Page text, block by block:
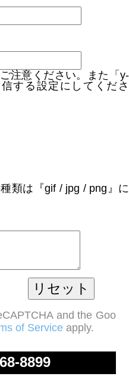
注意ください。また「y-
する設定にしてくださ
類は『gif / jpg / png』に
and the Goo
of Service apply.
8899